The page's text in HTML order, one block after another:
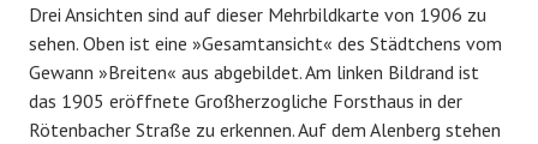
Drei Ansichten sind auf dieser Mehrbildkarte von 1906 zu
sehen. Oben ist eine »Gesamtansicht« des Städtchens vom
Gewann »Breiten« aus abgebildet. Am linken Bildrand ist
das 1905 eröffnete Großherzogliche Forsthaus in der
Rötenbacher Straße zu erkennen. Auf dem Alenberg stehen